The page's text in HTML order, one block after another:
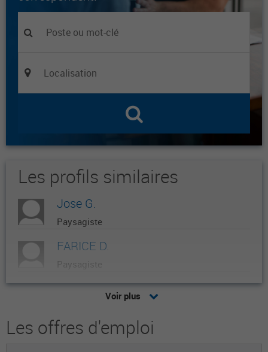
Les profils similaires
Jose G.
Paysagiste
FARICE D.
Paysagiste
Frédéric C.
Estelle G.
Voir plus
Les offres d'emploi